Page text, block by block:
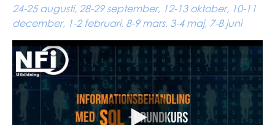
24-25 augusti, 28-29 september, 12-13 oktober, 10-11
december, 1-2 februari, 8-9 mars, 3-4 maj, 7-8 juni